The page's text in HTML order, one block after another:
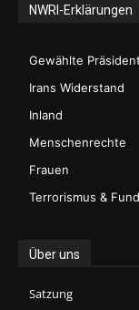
NWRI-Erklärungen
Gewählte
Irans Widerstand
Inland
Menschenrechte
Frauen
Terrorismus &
Über uns
Satzung